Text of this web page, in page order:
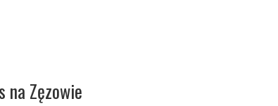
na Zęzowie